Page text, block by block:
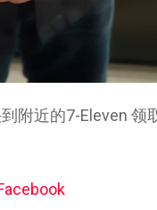
附近的7-Eleven 领